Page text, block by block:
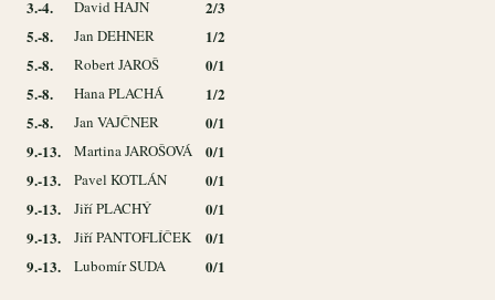
3.-4.
David HAJN
2/3
5.-8.
Jan DEHNER
1/2
5.-8.
Robert JAROŠ
0/1
5.-8.
Hana PLACHÁ
1/2
5.-8.
Jan VAJČNER
0/1
9.-13.
Martina JAROŠOVÁ
0/1
9.-13.
Pavel KOTLÁN
0/1
9.-13.
Jiří PLACHÝ
0/1
9.-13.
Jiří PANTOFLÍČEK
0/1
9.-13.
Lubomír SUDA 0/1